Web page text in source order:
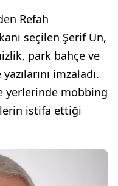
Refah
seçilen Şerif Ün,
park bahçe ve
imzaladı.
yerlerinde mobbing
istifa ettiği